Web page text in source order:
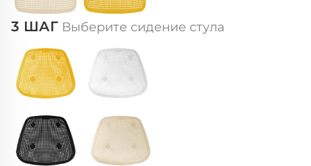
3 ШАГ Выберите сидение стула